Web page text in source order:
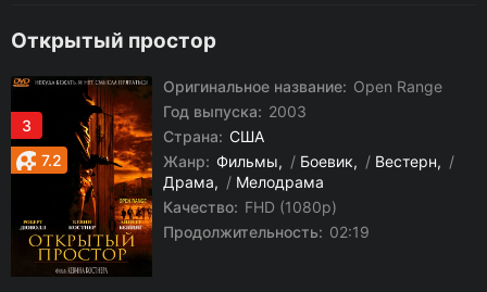
Открытый простор
3
7.2
Оригинальное название: Open Range
Год выпуска: 2003
Страна: США
Жанр: Фильмы / Боевик / Вестерн
/
Драма
/ Мелодрама
Качество: FHD (1080p)
Продолжительность: 02:19